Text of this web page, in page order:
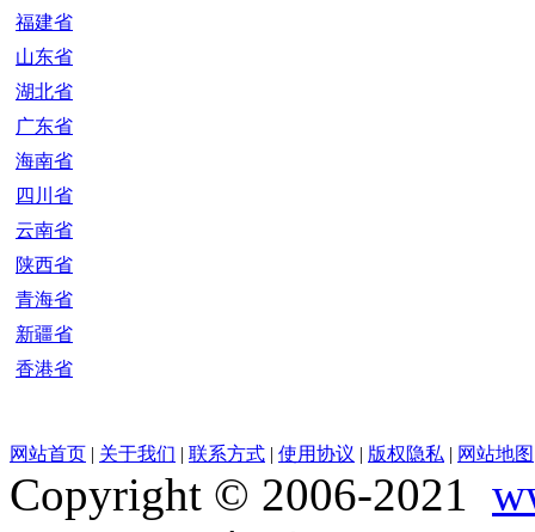
福建省
山东省
湖北省
广东省
海南省
四川省
云南省
陕西省
青海省
新疆省
香港省
网站首页 | 关于我们 | 联系方式 | 使用协议 | 版权隐私 | 网站地图
Copyright © 2006-2021